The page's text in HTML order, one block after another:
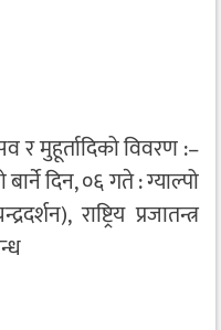
र मुहूर्तादिको विवरण :–
बार्ने दिन, ०६ गते : ग्याल्पो
राष्ट्रिय प्रजातन्त्र